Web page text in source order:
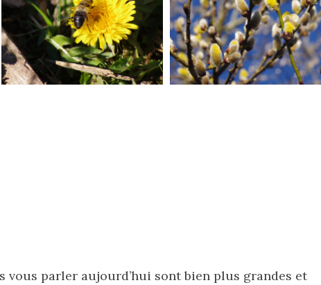
vous parler aujourd’hui sont bien plus grandes et